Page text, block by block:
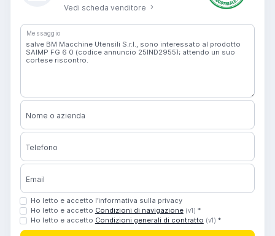
Vedi scheda venditore
Messaggio
Nome o azienda
Telefono
Email
Ho letto e accetto l’informativa sulla privacy
Ho letto e accetto Condizioni di navigazione (v1) *
Ho letto e accetto Condizioni generali di contratto (v1) *